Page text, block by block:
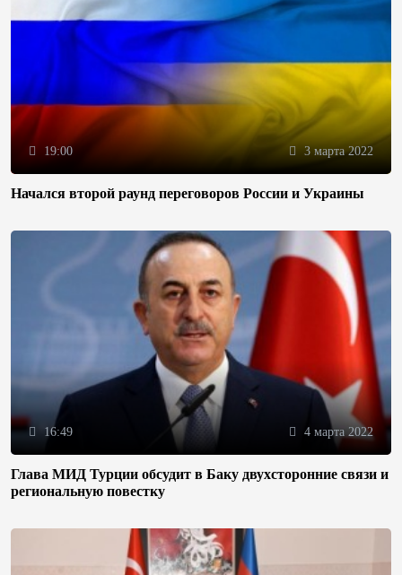
19:00 3 марта 2022
Начался второй раунд переговоров России и Украины
16:49 4 марта 2022
Глава МИД Турции обсудит в Баку двухсторонние связи и
региональную повестку